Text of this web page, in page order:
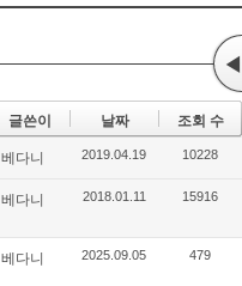
◀
글쓴이 날짜 조회 수
베다니 2019.04.19 10228
베다니 2018.01.11 15916
베다니 2025.09.05 479